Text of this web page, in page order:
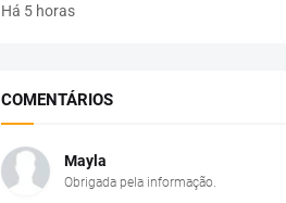
Há 5 horas
COMENTÁRIOS
Mayla
Obrigada pela informação.